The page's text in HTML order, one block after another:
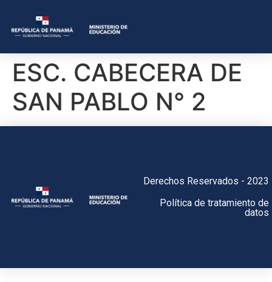
ESC. CABECERA DE
SAN PABLO N° 2
Derechos Reservados - 2023
Política de tratamiento de
datos